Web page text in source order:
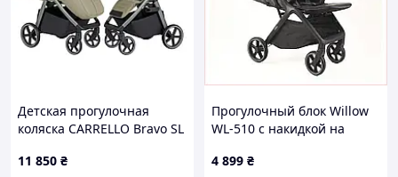
Детская прогулочная
коляска CARRELLO Bravo SL
Green) складная
11 850 ₴
Прогулочный блок Willow
WL-510 с накидкой на
4 899 ₴